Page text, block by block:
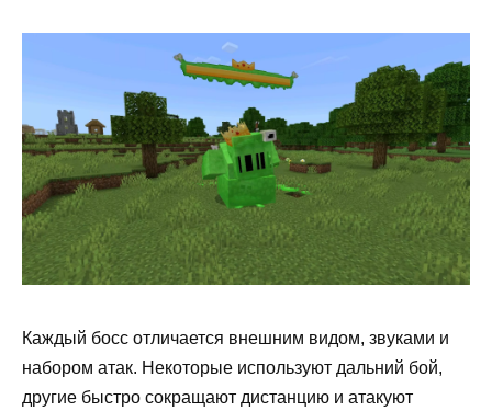
Каждый босс отличается внешним видом, звуками и
набором атак. Некоторые используют дальний бой,
другие быстро сокращают дистанцию и атакуют